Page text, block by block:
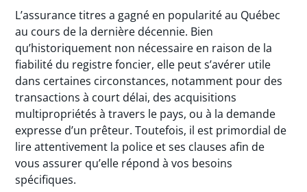
L’assurance titres a gagné en popularité au Québec
au cours de la dernière décennie. Bien
qu’historiquement non nécessaire en raison de la
fiabilité du registre foncier, elle peut s’avérer utile
dans certaines circonstances, notamment pour des
transactions à court délai, des acquisitions
multipropriétés à travers le pays, ou à la demande
expresse d’un prêteur. Toutefois, il est primordial de
lire attentivement la police et ses clauses afin de
vous assurer qu’elle répond à vos besoins
spécifiques.